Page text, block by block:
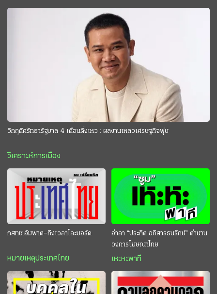
วิกฤติศรัทธารัฐบาล 4 เดือนดิ่งเหว : ผลงานเหลวเศรษฐกิจฟุบ
วิเคราะห์การเมือง
กสทช.อัมพาต–ถึงเวลาโละบอร์ด
หมายเหตุประเทศไทย
อำลา “ประกิต อภิสารธนรักษ์” ตำนาน
วงการโฆษณาไทย
เหะหะพาที